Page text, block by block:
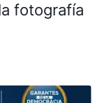
fotografía